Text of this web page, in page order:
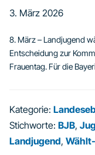
3. März 2026
8. März – Landjugend
Entscheidung zur
Frauentag. Für die
Kategorie:
Stichworte: BJB,
Landjugend,